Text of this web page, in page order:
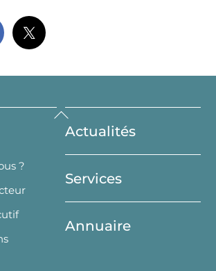
Back
To
Top
?
Actualités
Services
Annuaire